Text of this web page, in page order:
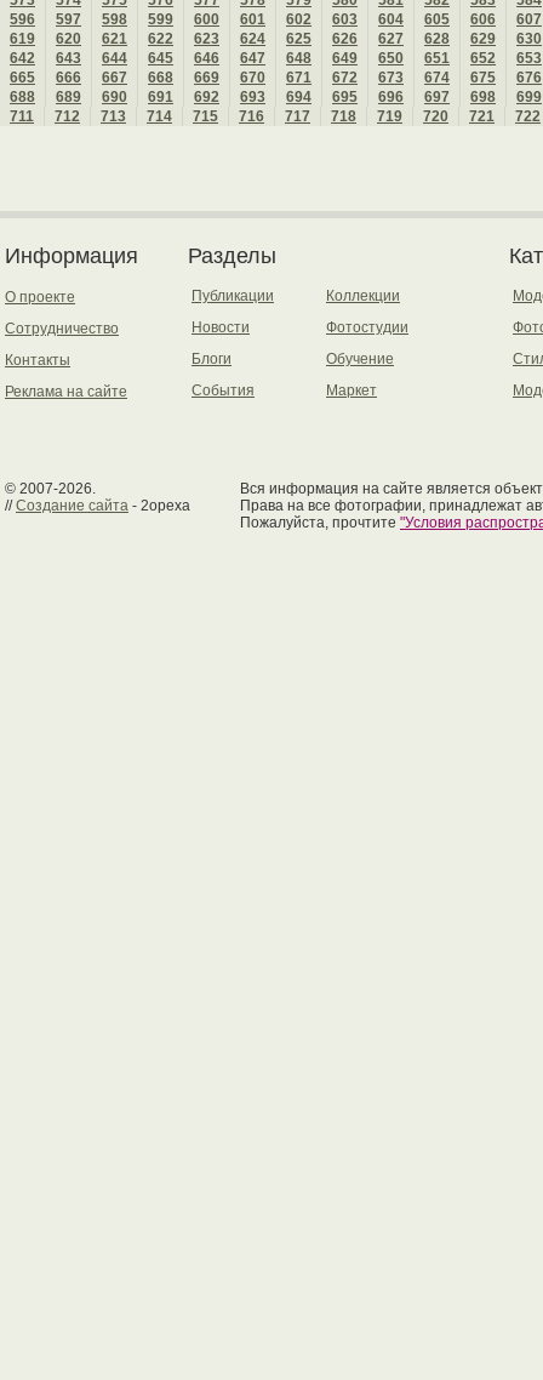
596
597 598 599 600 601 602 603 604 605 606
607
619
620 621 622 623 624 625 626 627 628 629
630
642
643 644 645 646 647 648 649 650 651 652
653
665
666 667 668 669 670 671 672 673 674 675
676
688
689 690 691 692 693 694 695 696 697 698
699
711
712 713 714 715 716 717 718 719 720 721 722
Информация
О проекте
Сотрудничество
Контакты
Реклама на сайте
Разделы
Публикации
Новости
Блоги
События
Коллекции
Фотостудии
Обучение
Маркет
© 2007-2026.
//Создание сайта - 2opexa
Вся информация на сайте является
Права на все фотографии, принадлежат
Пожалуйста, прочтите "Условия